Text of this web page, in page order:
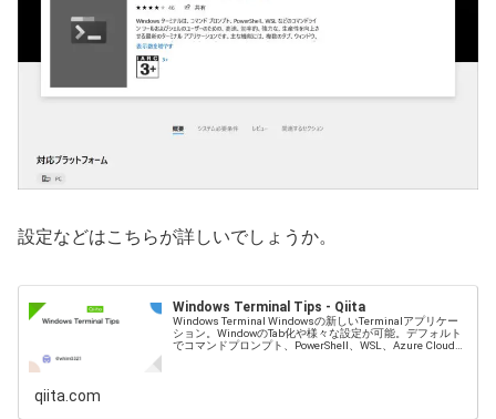
設定などはこちらが詳しいでしょうか。
Windows Terminal Tips - Qiita
Windows Terminal Windowsの新しいTerminalアプリケー
ション。WindowのTab化や様々な設定が可能。デフォルト
でコマンドプロンプト、PowerShell、WSL、Azure Cloud
qiita.com